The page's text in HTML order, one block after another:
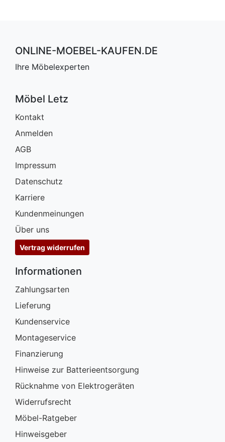
ONLINE-MOEBEL-KAUFEN.DE
Ihre Möbelexperten
Möbel Letz
Kontakt
Anmelden
AGB
Impressum
Datenschutz
Karriere
Kundenmeinungen
Über uns
Vertrag widerrufen
Informationen
Zahlungsarten
Lieferung
Kundenservice
Montageservice
Finanzierung
Hinweise zur Batterieentsorgung
Rücknahme von Elektrogeräten
Widerrufsrecht
Möbel-Ratgeber
Hinweisgeber